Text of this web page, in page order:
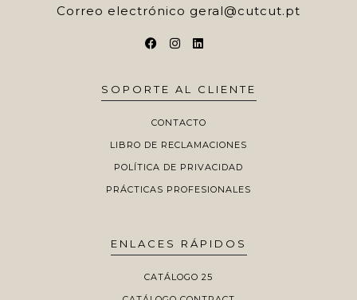
Correo electrónico geral@cutcut.pt
SOPORTE AL CLIENTE
CONTACTO
LIBRO DE RECLAMACIONES
POLÍTICA DE PRIVACIDAD
PRÁCTICAS PROFESIONALES
ENLACES RÁPIDOS
CATÁLOGO 25